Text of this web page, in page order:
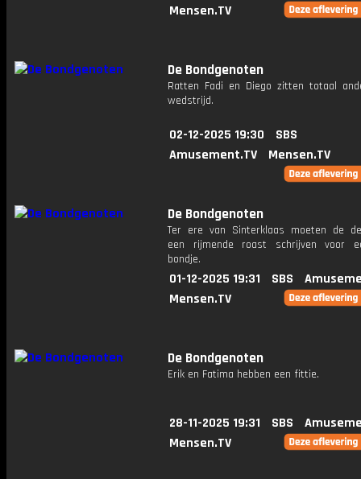
Mensen.TV
De Bondgenoten
Ratten Fadi en Diego zitten totaal
wedstrijd.
02-12-2025 19:30
SBS
Amusement.TV
Mensen.TV
De Bondgenoten
Ter ere van Sinterklaas moeten de
een rijmende roast schrijven voor
bondje.
01-12-2025 19:31 SBS
Mensen.TV
De Bondgenoten
Erik en Fatima hebben een fittie.
28-11-2025 19:31 SBS
Mensen.TV